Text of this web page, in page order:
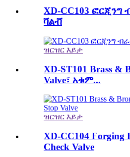
XD-CC103 ፎርጂንግ
ቫልቭ
ዝርዝር እይታ
XD-ST101 Brass &
Valve፣ አቁም...
ዝርዝር እይታ
XD-CC104 Forging
Check Valve